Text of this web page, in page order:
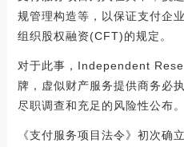
规管理构造等，以保证支付企
组织股权融资(CFT)的规定。
对于此事，Independent
牌，虚似财产服务提供商务必
尽职调查和充足的风险性公布。
《支付服务项目法令》初次确